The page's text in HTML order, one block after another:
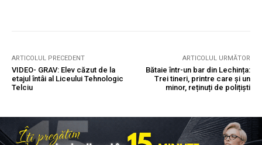
ARTICOLUL PRECEDENT
VIDEO- GRAV: Elev căzut de la
etajul întâi al Liceului Tehnologic
Telciu
ARTICOLUL URMĂTOR
Bătaie într-un bar din Lechința:
Trei tineri, printre care și un
minor, reținuți de polițiști